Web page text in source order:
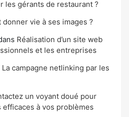
les gérants de restaurant ?
donner vie à ses images ?
Réalisation d’un site web
et les entreprises
La campagne netlinking par les
un voyant doué pour
à vos problèmes